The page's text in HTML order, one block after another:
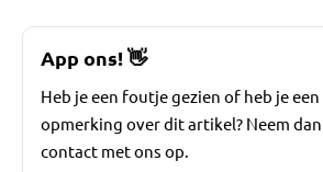
App ons!👋
Heb je een foutje gezien of heb je een
opmerking over dit artikel? Neem dan
contact met ons op.